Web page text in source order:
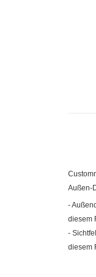
Außen-
-
diesem
-
diesem